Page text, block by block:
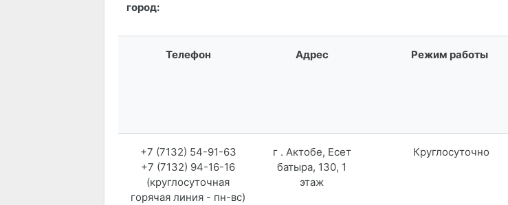
город:
Телефон Адрес Режим работы
+7 (7132) 54-91-63
+7 (7132) 94-16-16
(круглосуточная
горячая линия - пн-вс)
г . Актобе, Есет
батыра, 130, 1
этаж
Круглосуточно